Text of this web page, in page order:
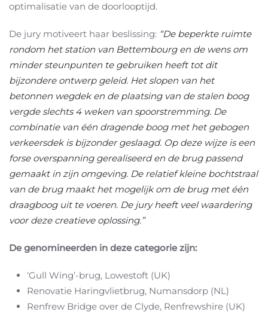
optimalisatie van de doorlooptijd.
De jury motiveert haar beslissing: “De beperkte ruimte
rondom het station van Bettembourg en de wens om
minder steunpunten te gebruiken heeft tot dit
bijzondere ontwerp geleid. Het slopen van het
betonnen wegdek en de plaatsing van de stalen boog
vergde slechts 4 weken van spoorstremming. De
combinatie van één dragende boog met het gebogen
verkeersdek is bijzonder geslaagd. Op deze wijze is een
forse overspanning gerealiseerd en de brug passend
gemaakt in zijn omgeving. De relatief kleine bochtstraal
van de brug maakt het mogelijk om de brug met één
draagboog uit te voeren. De jury heeft veel waardering
voor deze creatieve oplossing.”
De genomineerden in deze categorie zijn:
‘Gull Wing’-brug, Lowestoft (UK)
Renovatie Haringvlietbrug, Numansdorp (NL)
Renfrew Bridge over de Clyde, Renfrewshire (UK)